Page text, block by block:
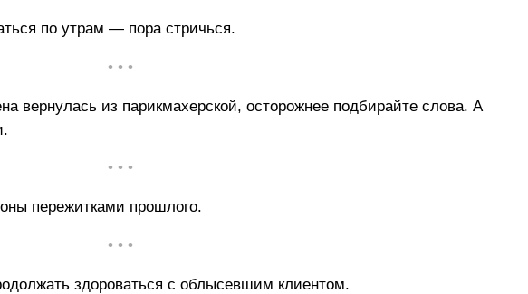
по утрам — пора стричься.
• • •
вернулась из парикмахерской, осторожнее подбирайте слова. А
• • •
пережитками прошлого.
• • •
здороваться с облысевшим клиентом.